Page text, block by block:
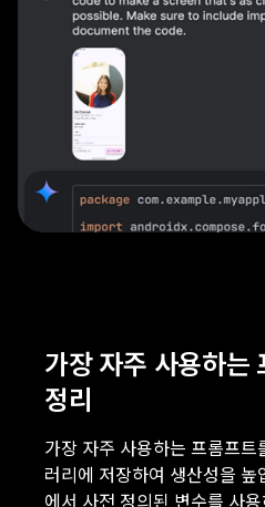
가장 자주 사용하는
정리
가장 자주 사용하는 프롬프트
러리에 저장하여 생산성을 높
에서 사전 정의된 변수를 사